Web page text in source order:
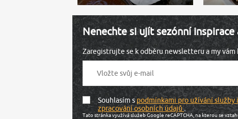
Nenechte si ujít sezónní inspirace
Zaregistrujte se k odběru newsletteru a my
Souhlasím spodmínkami pro užívání
zpracování osobních údajů.
Tato stránka využívá služeb Google reCAPTCHA, na kterou se